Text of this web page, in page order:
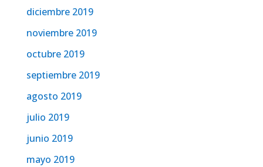
diciembre 2019
noviembre 2019
octubre 2019
septiembre 2019
agosto 2019
julio 2019
junio 2019
mayo 2019